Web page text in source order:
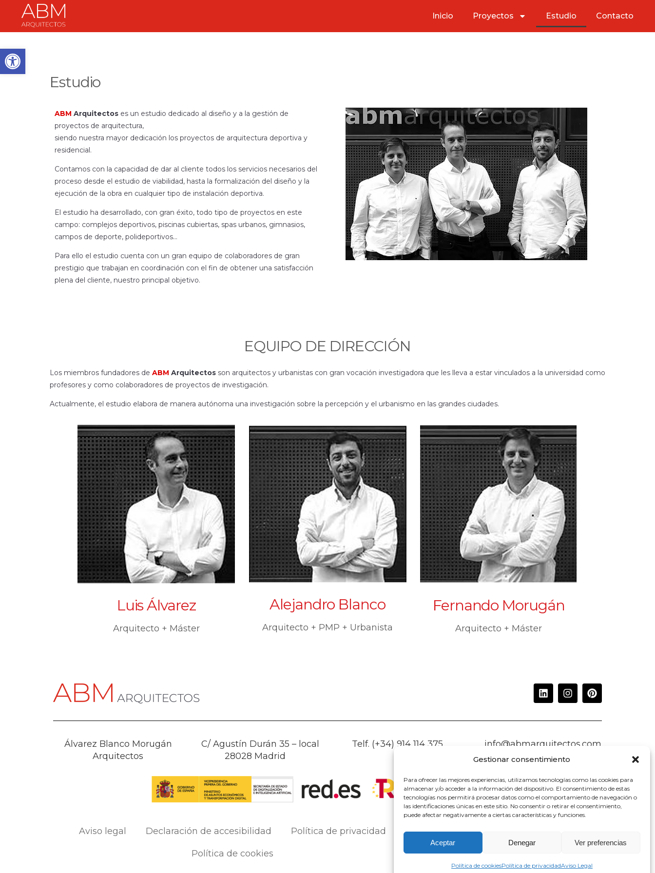
Abrir barra de herramientas
Gestionar consentimiento
Para ofrecer las mejores experiencias, utilizamos tecnologías como las cookies para
almacenar y/o acceder a la información del dispositivo. El consentimiento de estas
tecnologías nos permitirá procesar datos como el comportamiento de navegación o
las identificaciones únicas en este sitio. No consentir o retirar el consentimiento,
puede afectar negativamente a ciertas características y funciones.
Aceptar Denegar Ver preferencias
Política de cookiesPolítica de privacidadAviso Legal
Inicio Proyectos Estudio Contacto
Estudio
ABM Arquitectos es un estudio dedicado al diseño y a la gestión de
proyectos de arquitectura,
siendo nuestra mayor dedicación los proyectos de arquitectura deportiva y
residencial.
Contamos con la capacidad de dar al cliente todos los servicios necesarios del
proceso desde el estudio de viabilidad, hasta la formalización del diseño y la
ejecución de la obra en cualquier tipo de instalación deportiva.
El estudio ha desarrollado, con gran éxito, todo tipo de proyectos en este
campo: complejos deportivos, piscinas cubiertas, spas urbanos, gimnasios,
campos de deporte, polideportivos…
Para ello el estudio cuenta con un gran equipo de colaboradores de gran
prestigio que trabajan en coordinación con el fin de obtener una satisfacción
plena del cliente, nuestro principal objetivo.
EQUIPO DE DIRECCIÓN
Los miembros fundadores de ABM Arquitectos son arquitectos y urbanistas con gran vocación investigadora que les lleva a estar vinculados a la universidad como
profesores y como colaboradores de proyectos de investigación.
Actualmente, el estudio elabora de manera autónoma una investigación sobre la percepción y el urbanismo en las grandes ciudades.
Luis Álvarez
Arquitecto + Máster
Alejandro Blanco
Arquitecto + PMP + Urbanista
Fernando Morugán
Arquitecto + Máster
Álvarez Blanco Morugán
Arquitectos
C/ Agustín Durán 35 – local
28028 Madrid
Telf. (+34) 914 114 375 info@abmarquitectos.com
Aviso legal Declaración de accesibilidad Política de privacidad
Política de cookies